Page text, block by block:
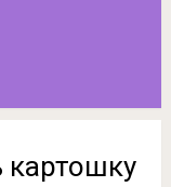
картошку